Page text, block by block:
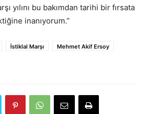
yılını bu bakımdan tarihi bir fırsata
inanıyorum.”
İstiklal Marşı
Mehmet Akif Ersoy